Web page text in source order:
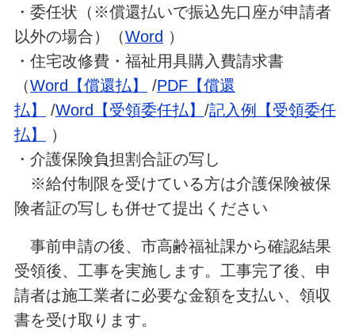
・委任状（※償還払いで振込先口座が申請者
以外の場合）（Word ）
・住宅改修費・福祉用具購入費請求書
（Word【償還払】 /PDF【償還
払】
/Word【受領委任払】 /記入例【受領委任
払】
）
・介護保険負担割合証の写し
※給付制限を受けている方は介護保険被保
険者証の写しも併せて提出ください
事前申請の後、市高齢福祉課から確認結果
受領後、工事を実施します。工事完了後、申
請者は施工業者に必要な金額を支払い、領収
書を受け取ります。